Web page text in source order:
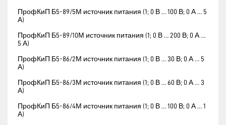
ПрофКиП Б5-89/5М источник питания (1; 0 В … 100 В; 0 А … 5
А)
ПрофКиП Б5-89/10М источник питания (1; 0 В … 200 В; 0 А …
5 А)
ПрофКиП Б5-86/2М источник питания (1; 0 В … 30 В; 0 А … 5
А)
ПрофКиП Б5-86/3М источник питания (1; 0 В … 60 В; 0 А … 3
А)
ПрофКиП Б5-86/4М источник питания (1; 0 В … 100 В; 0 А … 1
А)